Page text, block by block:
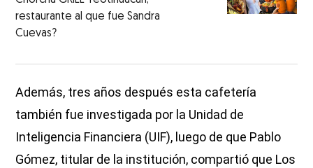
restaurante al que fue Sandra
Cuevas?
Además, tres años después esta cafetería
también fue investigada por la Unidad de
Inteligencia Financiera (UIF), luego de que Pablo
Gómez, titular de la institución, compartió que Los